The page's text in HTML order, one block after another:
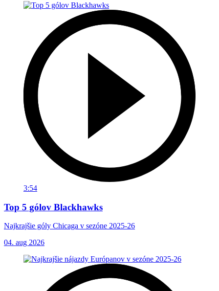
3:54
Top 5 gólov Blackhawks
Najkrajšie góly Chicaga v sezóne 2025-26
04. aug 2026